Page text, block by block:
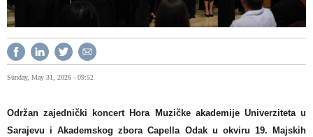
Sunday, May 31, 2026 - 09:52
Održan zajednički koncert Hora Muzičke akademije Univerziteta u
Sarajevu i Akademskog zbora Capella Odak u okviru 19. Majskih